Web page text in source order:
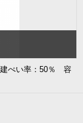
ぺい率：50％ 容